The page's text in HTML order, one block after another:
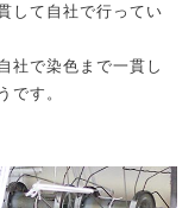
して自社で行ってい
社で染色まで一貫し
です。